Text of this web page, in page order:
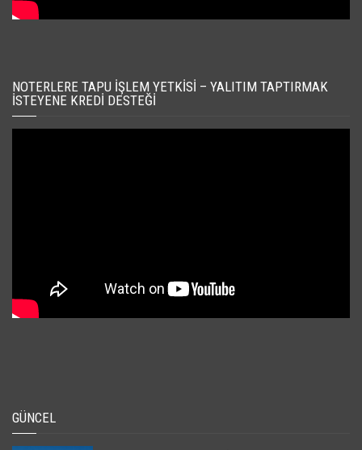
NOTERLERE TAPU İŞLEM YETKISI – YALITIM TAPTIRMAK
İSTEYENE KREDI DESTEĞI
GÜNCEL